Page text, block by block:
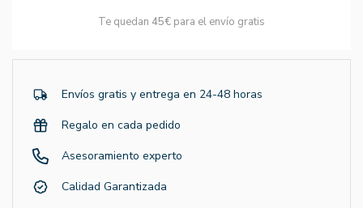
Te quedan 45€ para el envío gratis
Envíos gratis y entrega en 24-48 horas
Regalo en cada pedido
Asesoramiento experto
Calidad Garantizada